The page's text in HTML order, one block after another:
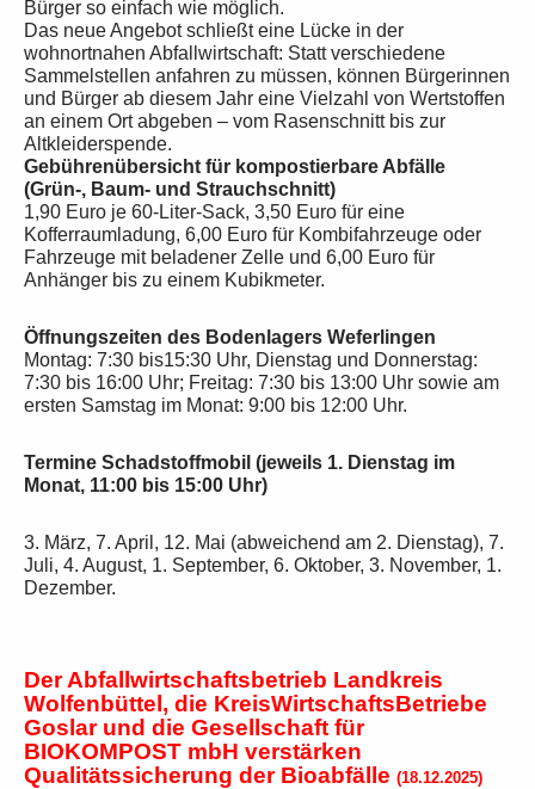
Bürger so einfach wie möglich.
Das neue Angebot schließt eine Lücke in der
wohnortnahen Abfallwirtschaft: Statt verschiedene
Sammelstellen anfahren zu müssen, können Bürgerinnen
und Bürger ab diesem Jahr eine Vielzahl von Wertstoffen
an einem Ort abgeben – vom Rasenschnitt bis zur
Altkleiderspende.
Gebührenübersicht für kompostierbare Abfälle
(Grün-, Baum- und Strauchschnitt)
1,90 Euro je 60-Liter-Sack, 3,50 Euro für eine
Kofferraumladung, 6,00 Euro für Kombifahrzeuge oder
Fahrzeuge mit beladener Zelle und 6,00 Euro für
Anhänger bis zu einem Kubikmeter.
Öffnungszeiten des Bodenlagers Weferlingen
Montag: 7:30 bis15:30 Uhr, Dienstag und Donnerstag:
7:30 bis 16:00 Uhr; Freitag: 7:30 bis 13:00 Uhr sowie am
ersten Samstag im Monat: 9:00 bis 12:00 Uhr.
Termine Schadstoffmobil (jeweils 1. Dienstag im
Monat, 11:00 bis 15:00 Uhr)
3. März, 7. April, 12. Mai (abweichend am 2. Dienstag), 7.
Juli, 4. August, 1. September, 6. Oktober, 3. November, 1.
Dezember.
Der Abfallwirtschaftsbetrieb Landkreis
Wolfenbüttel, die KreisWirtschaftsBetriebe
Goslar und die Gesellschaft für
BIOKOMPOST mbH verstärken
Qualitätssicherung der Bioabfälle (18.12.2025)